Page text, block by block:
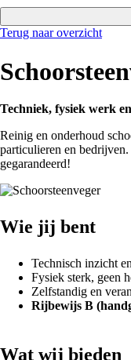
Terug naar overzicht
Techniek, fysiek werk
Reinig en onderhoud
particulieren en
gegarandeerd!
Afbeelding
Wie jij bent
Technisch inzicht
Fysiek sterk, geen
Zelfstandig en
Rijbewijs B
Wat wij bieden